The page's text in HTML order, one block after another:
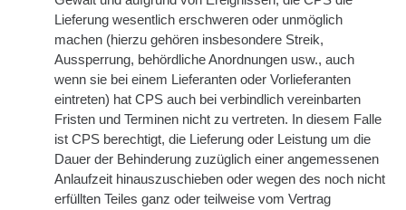
Lieferung wesentlich erschweren oder unmöglich
machen (hierzu gehören insbesondere Streik,
Aussperrung, behördliche Anordnungen usw., auch
wenn sie bei einem Lieferanten oder Vorlieferanten
eintreten) hat CPS auch bei verbindlich vereinbarten
Fristen und Terminen nicht zu vertreten. In diesem Falle
ist CPS berechtigt, die Lieferung oder Leistung um die
Dauer der Behinderung zuzüglich einer angemessenen
Anlaufzeit hinauszuschieben oder wegen des noch nicht
erfüllten Teiles ganz oder teilweise vom Vertrag